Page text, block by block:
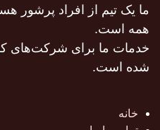
ما یک تیم از افراد پرشور
همه است.
خدمات ما برای شرکت‌های
شده است.
خانه